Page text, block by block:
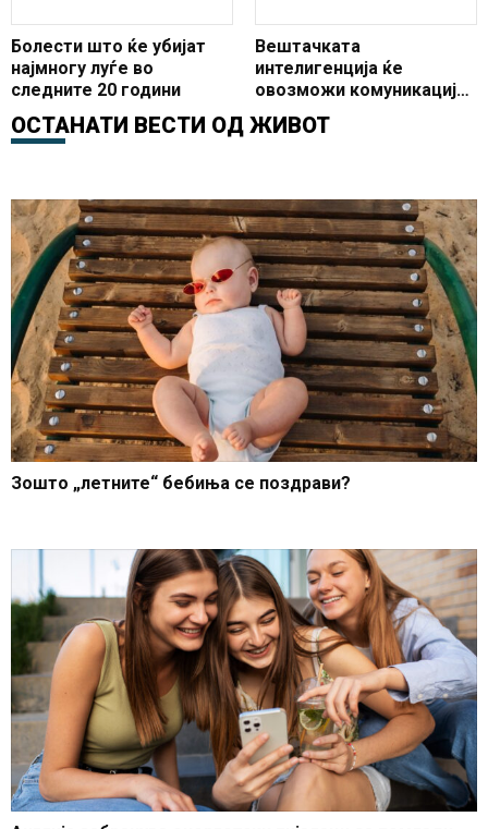
Болести што ќе убијат
најмногу луѓе во
следните 20 години
Вештачката
интелигенција ќе
овозможи комуникација
меѓу луѓето и животните
ОСТАНАТИ ВЕСТИ ОД ЖИВОТ
Зошто „летните“ бебиња се поздрави?